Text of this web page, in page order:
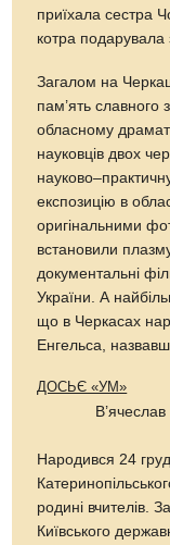
приїхала сестра
котра подарувала
Загалом на
пам’ять славного
обласному
науковців двох
експозицію в
оригінальними
встановили
документальні
України. А
що в Черкасах
Енгельса,
ДОСЬЄ «УМ»
Народився 24
родині вчителів.
Київського